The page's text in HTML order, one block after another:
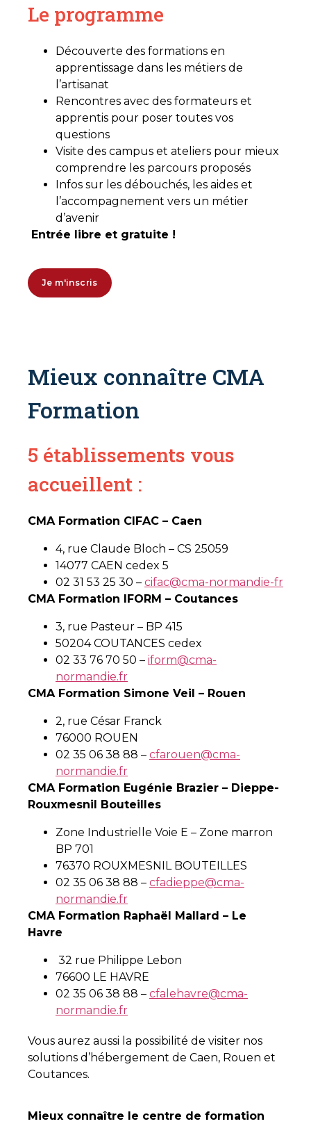
Le programme
Découverte des formations en
apprentissage dans les métiers de
l’artisanat
Rencontres avec des formateurs et
apprentis pour poser toutes vos
questions
Visite des campus et ateliers pour mieux
comprendre les parcours proposés
Infos sur les débouchés, les aides et
l’accompagnement vers un métier
d’avenir
Entrée libre et gratuite !
Je m'inscris
Mieux connaître CMA
Formation
5 établissements vous
accueillent :
CMA Formation CIFAC – Caen
4, rue Claude Bloch – CS 25059
14077 CAEN cedex 5
02 31 53 25 30 – cifac@cma-normandie-fr
CMA Formation IFORM – Coutances
3, rue Pasteur – BP 415
50204 COUTANCES cedex
02 33 76 70 50 – iform@cma-
normandie.fr
CMA Formation Simone Veil – Rouen
2, rue César Franck
76000 ROUEN
02 35 06 38 88 – cfarouen@cma-
normandie.fr
CMA Formation Eugénie Brazier – Dieppe-
Rouxmesnil Bouteilles
Zone Industrielle Voie E – Zone marron
BP 701
76370 ROUXMESNIL BOUTEILLES
02 35 06 38 88 – cfadieppe@cma-
normandie.fr
CMA Formation Raphaël Mallard – Le
Havre
32 rue Philippe Lebon
76600 LE HAVRE
02 35 06 38 88 – cfalehavre@cma-
normandie.fr
Vous aurez aussi la possibilité de visiter nos
solutions d’hébergement de Caen, Rouen et
Coutances.
Mieux connaître le centre de formation